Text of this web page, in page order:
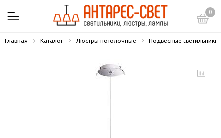
0
Главная Каталог Люстры потолочные Подвесные светильники